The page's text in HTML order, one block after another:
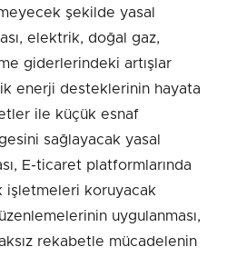
şekilde yasal
elektrik, doğal gaz,
giderlerindeki artışlar
enerji desteklerinin hayata
ile küçük esnaf
sağlayacak yasal
E-ticaret platformlarında
işletmeleri koruyacak
uygulanması,
rekabetle mücadelenin